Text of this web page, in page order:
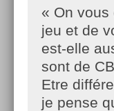
« On vous
jeu et de
est-elle
sont de
Etre
je pense